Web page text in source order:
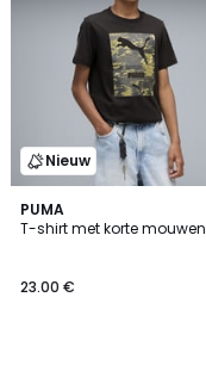
Nieuw
PUMA
T-shirt met korte mouwen
23.00 €